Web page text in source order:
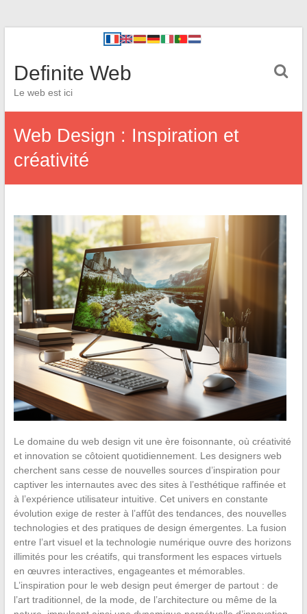
Definite Web
Le web est ici
Web Design : Inspiration et
créativité
Le domaine du web design vit une ère foisonnante, où créativité
et innovation se côtoient quotidiennement. Les designers web
cherchent sans cesse de nouvelles sources d’inspiration pour
captiver les internautes avec des sites à l’esthétique raffinée et
à l’expérience utilisateur intuitive. Cet univers en constante
évolution exige de rester à l’affût des tendances, des nouvelles
technologies et des pratiques de design émergentes. La fusion
entre l’art visuel et la technologie numérique ouvre des horizons
illimités pour les créatifs, qui transforment les espaces virtuels
en œuvres interactives, engageantes et mémorables.
L’inspiration pour le web design peut émerger de partout : de
l’art traditionnel, de la mode, de l’architecture ou même de la